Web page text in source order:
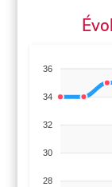
36
34
32
30
28